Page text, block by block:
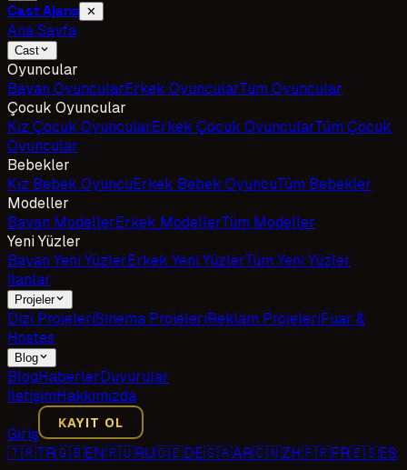
Cast Ajans ✕
Ana Sayfa
Cast
Oyuncular
Bayan OyuncularErkek OyuncularTüm Oyuncular
Çocuk Oyuncular
Kız Çocuk OyuncularErkek Çocuk OyuncularTüm Çocuk
Oyuncular
Bebekler
Kız Bebek OyuncuErkek Bebek OyuncuTüm Bebekler
Modeller
Bayan ModellerErkek ModellerTüm Modeller
Yeni Yüzler
Bayan Yeni YüzlerErkek Yeni YüzlerTüm Yeni Yüzler
İlanlar
Projeler
Dizi ProjeleriSinema ProjeleriReklam ProjeleriFuar &
Hostes
Blog
BlogHaberlerDuyurular
İletişimHakkımızda
Giriş
KAYIT OL
🇹🇷TR🇬🇧EN🇷🇺RU🇩🇪DE🇸🇦AR🇨🇳ZH🇫🇷FR🇪🇸ES